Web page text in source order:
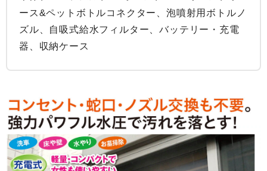
ース&ペットボトルコネクター、泡噴射用ボトルノ
ズル、自吸式給水フィルター、バッテリー・充電
器、収納ケース